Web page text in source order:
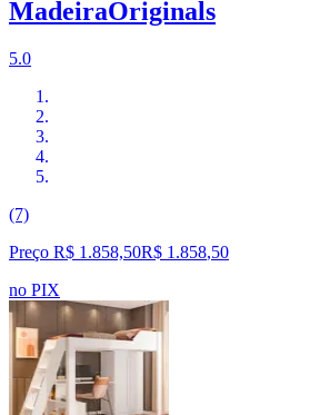
MadeiraOriginals
5.0
(7)
Preço R$ 1.858,50R$ 1.858,50
no PIX